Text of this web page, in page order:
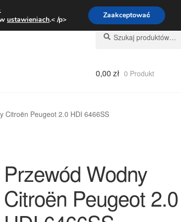
Pn.-pt. 9:00-16:00800 003 167
Szukaj:
Szukaj
0,00 zł 0 Produkt
Citroën Peugeot 2.0 HDI 6466SS
Przewód Wodny
Citroën Peugeot 2.0
ustawieniach.< /p> Zaakceptować